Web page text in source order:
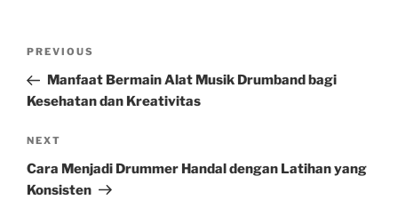
Previous
Post
PREVIOUS
Manfaat Bermain Alat Musik Drumband bagi
Kesehatan dan Kreativitas
Next
Post
NEXT
Cara Menjadi Drummer Handal dengan Latihan yang
Konsisten